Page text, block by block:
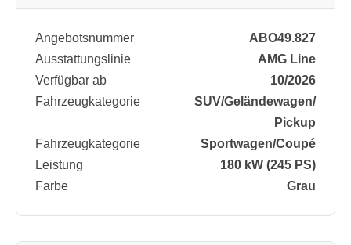
Angebotsnummer
ABO49.827
Ausstattungslinie
AMG Line
Verfügbar ab
10/2026
Fahrzeugkategorie
SUV/​Geländewagen/​
Pickup
Fahrzeugkategorie
Sportwagen/​Coupé
Leistung
180 kW (245 PS)
Farbe
Grau